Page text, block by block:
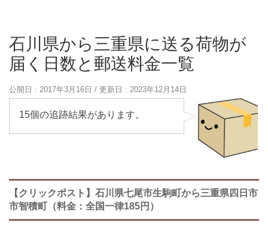
石川県から三重県に送る荷物が
届く日数と郵送料金一覧
公開日 : 2017年3月16日 / 更新日 : 2023年12月14日
15個の追跡結果があります。
【クリックポスト】石川県七尾市生駒町から三重県四日市
市智積町（料金：全国一律185円）